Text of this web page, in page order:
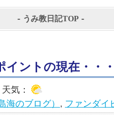
- うみ教日記TOP -
イントの現在・・
気：
海のブログ） , ファンダイ